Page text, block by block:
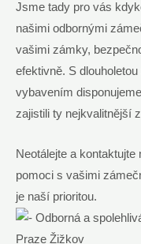
Jsme tady pro vás⁢
našimi odbornými
vašimi ⁢zámky,‌
efektivně. S
⁤vybavením
zajistili ty nejkvalitnější
Neotálejte a
pomoci s vašimi
je naší prioritou.